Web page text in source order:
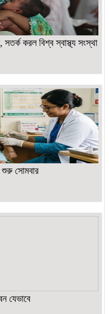
সতর্ক করল বিশ্ব স্বাস্থ্য সংস্থা
শুরু সোমবার
যেভাবে